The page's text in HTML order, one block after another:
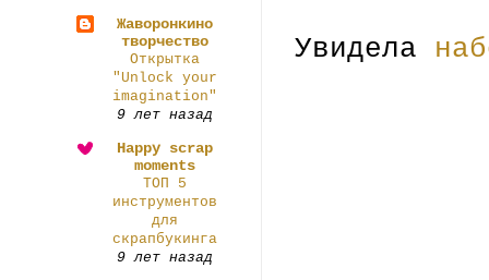
Увидела
Жаворонкино
творчество
Открытка
"Unlock your
imagination"
9 лет назад
Happy scrap
moments
ТОП 5
инструментов
для
скрапбукинга
9 лет назад